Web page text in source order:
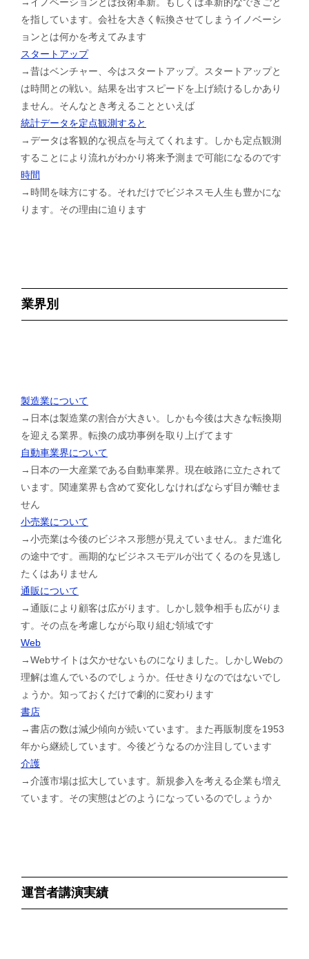
を指しています。会社を大きく転換させてしまうイノベーシ
ョンとは何かを考えてみます
スタートアップ
→昔はベンチャー、今はスタートアップ。スタートアップと
は時間との戦い。結果を出すスピードを上げ続けるしかあり
ません。そんなとき考えることといえば
統計データを定点観測すると
→データは客観的な視点を与えてくれます。しかも定点観測
することにより流れがわかり将来予測まで可能になるのです
時間
→時間を味方にする。それだけでビジネスモ人生も豊かにな
ります。その理由に迫ります
業界別
製造業について
→日本は製造業の割合が大きい。しかも今後は大きな転換期
を迎える業界。転換の成功事例を取り上げてます
自動車業界について
→日本の一大産業である自動車業界。現在岐路に立たされて
います。関連業界も含めて変化しなければならず目が離せま
せん
小売業について
→小売業は今後のビジネス形態が見えていません。まだ進化
の途中です。画期的なビジネスモデルが出てくるのを見逃し
たくはありません
通販について
→通販により顧客は広がります。しかし競争相手も広がりま
す。その点を考慮しながら取り組む領域です
Web
→Webサイトは欠かせないものになりました。しかしWebの
理解は進んでいるのでしょうか。任せきりなのではないでし
ょうか。知っておくだけで劇的に変わります
書店
→書店の数は減少傾向が続いています。また再販制度を1953
年から継続しています。今後どうなるのか注目しています
介護
→介護市場は拡大しています。新規参入を考える企業も増え
ています。その実態はどのようになっているのでしょうか
運営者講演実績